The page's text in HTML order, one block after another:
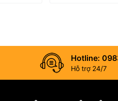
Hotline:
Hỗ trợ 24/7